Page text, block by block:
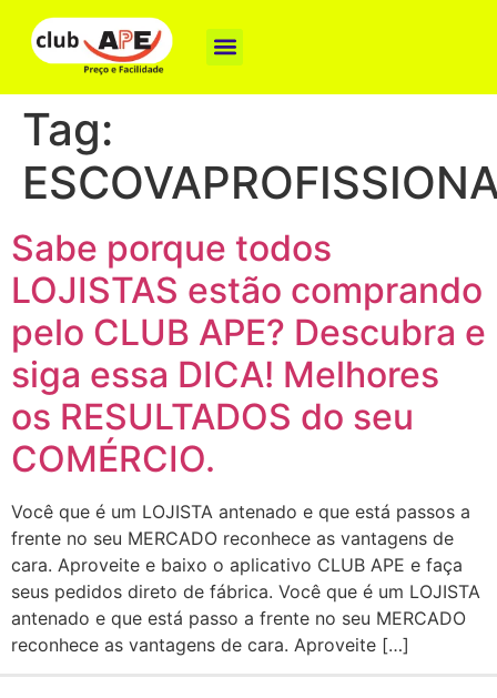
Tag:
Sabe porque todos
LOJISTAS estão comprando
pelo CLUB APE? Descubra e
siga essa DICA! Melhores
os RESULTADOS do seu
COMÉRCIO.
Você que é um LOJISTA antenado e que está passos a
frente no seu MERCADO reconhece as vantagens de
cara. Aproveite e baixo o aplicativo CLUB APE e faça
seus pedidos direto de fábrica. Você que é um LOJISTA
antenado e que está passo a frente no seu MERCADO
reconhece as vantagens de cara. Aproveite […]